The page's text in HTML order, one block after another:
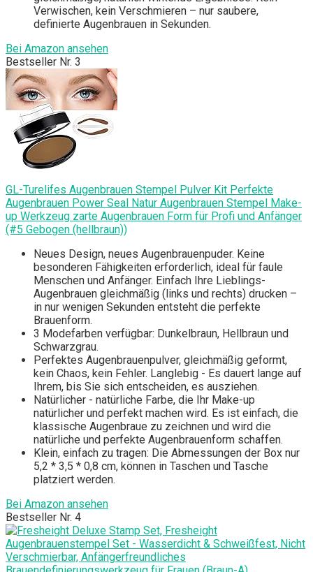
Verwischen, kein Verschmieren – nur saubere,
definierte Augenbrauen in Sekunden.
Bei Amazon ansehen
Bestseller Nr. 3
GL-Turelifes Augenbrauen Stempel Pulver Kit Perfekte
Augenbrauen Power Seal Natur Augenbrauen Stempel Make-
up Werkzeug zarte Augenbrauen Form für Profi und Anfänger
(#5 Gebogen (hellbraun))
Neues Design, neues Augenbrauenpuder. Keine
besonderen Fähigkeiten erforderlich, ideal für faule
Menschen und Anfänger. Einfach Ihre Lieblings-
Augenbrauen gleichmäßig (links und rechts) drucken –
in nur wenigen Sekunden entsteht die perfekte
Brauenform.
3 Modefarben verfügbar: Dunkelbraun, Hellbraun und
Schwarzgrau.
Perfektes Augenbrauenpulver, gleichmäßig geformt,
kein Chaos, kein Fehler. Langlebig - Es dauert lange auf
Ihrem, bis Sie sich entscheiden, es ausziehen.
Natürlicher - natürliche Farbe, die Ihr Make-up
natürlicher und perfekt machen wird. Es ist einfach, die
klassische Augenbraue zu zeichnen und wird die
natürliche und perfekte Augenbrauenform schaffen.
Klein, einfach zu tragen: Die Abmessungen der Box nur
5,2 * 3,5 * 0,8 cm, können in Taschen und Tasche
platziert werden.
Bei Amazon ansehen
Bestseller Nr. 4